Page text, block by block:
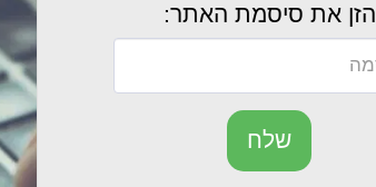
הזן את סיסמת האתר:
שלח